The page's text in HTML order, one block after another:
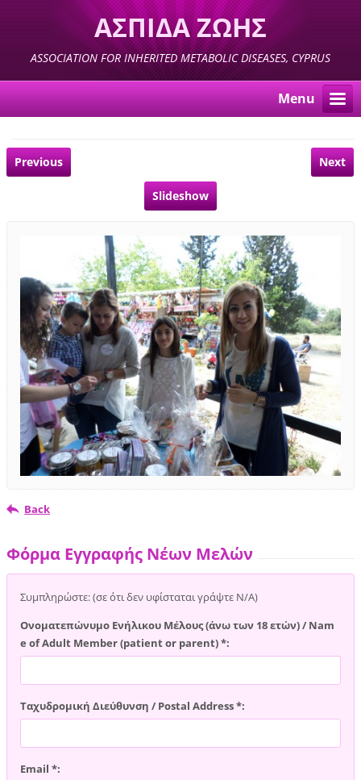
ΑΣΠΙΔΑ ΖΩΗΣ
ASSOCIATION FOR INHERITED METABOLIC DISEASES, CYPRUS
Menu
Previous Next
Slideshow
Back
Φόρμα Εγγραφής Νέων Μελών
Συμπληρώστε: (σε ότι δεν υφίσταται γράψτε Ν/Α)
Ονοματεπώνυμο Ενήλικου Μέλους (άνω των 18 ετών) / Nam
e of Adult Member (patient or parent) *:
Ταχυδρομική Διεύθυνση / Postal Address *:
Email *: